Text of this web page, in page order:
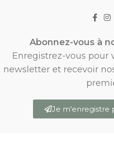
Abonnez-vous à
Enregistrez-vous pour
newsletter et recevoir
Je m'enregistre